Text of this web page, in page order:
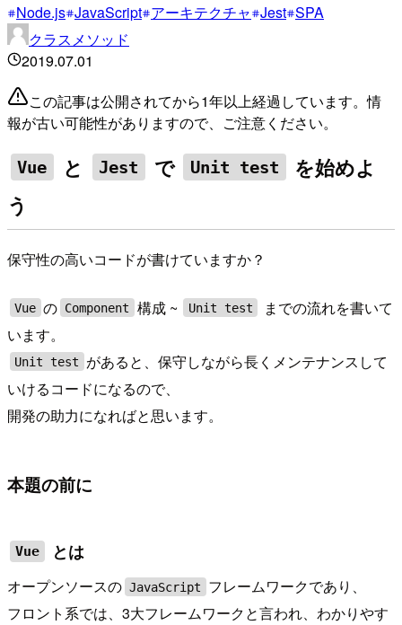
Node.js JavaScript アーキテクチャ Jest SPA
クラスメソッド
2019.07.01
この記事は公開されてから1年以上経過しています。情
報が古い可能性がありますので、ご注意ください。
Vue と Jest で Unit test
を始めよ
う
保守性の高いコードが書けていますか？
Vue の Component 構成 ~ Unit test
までの流れを書いて
います。
Unit test
があると、保守しながら長くメンテナンスして
いけるコードになるので、
開発の助力になればと思います。
本題の前に
Vue とは
オープンソースの JavaScript
フレームワークであり、
フロント系では、3大フレームワークと言われ、わかりやす